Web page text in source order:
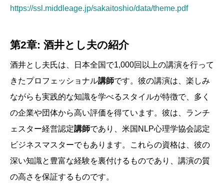
https://ssl.middleage.jp/sakaitoshio/data/theme.pdf
第2章: 酒井とし夫の紹介
酒井とし夫氏は、日本全国で1,000回以上の講演を行って
きたプロフェッショナル講師です。彼の講演は、楽しみ
ながらも実践的な知識を学べるスタイルが特徴で、多く
の企業や団体から高い評価を得ています。彼は、ランチ
ェスター経営認定講師であり、米国NLP心理学協会認定
ビジネスマスターでもあります。これらの資格は、彼の
深い知識と豊富な経験を裏付けるものであり、講演の質
の高さを保証するものです。